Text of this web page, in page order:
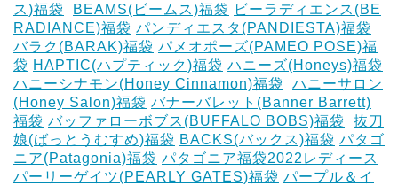
ス)福袋
BEAMS(ビームス)福袋 ビーラディエンス(BE
RADIANCE)福袋 パンディエスタ(PANDIESTA)福袋
バラク(BARAK)福袋 パメオポーズ(PAMEO POSE)福
袋 HAPTIC(ハプティック)福袋 ハニーズ(Honeys)福袋
ハニーシナモン(Honey Cinnamon)福袋
ハニーサロン
(Honey Salon)福袋 バナーバレット(Banner Barrett)
福袋 バッファローボブス(BUFFALO BOBS)福袋
抜刀
娘(ばっとうむすめ)福袋 BACKS(バックス)福袋 パタゴ
ニア(Patagonia)福袋 パタゴニア福袋2022レディース
パーリーゲイツ(PEARLY GATES)福袋 パープル＆イ